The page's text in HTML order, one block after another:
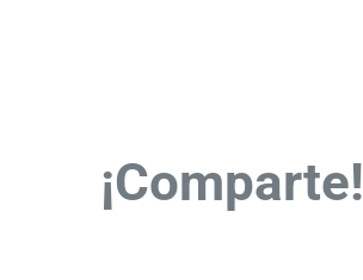
¡Comparte!